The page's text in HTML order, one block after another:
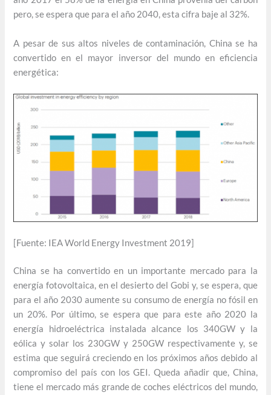
pero, se espera que para el año 2040, esta cifra baje al 32%.
A pesar de sus altos niveles de contaminación, China se ha
convertido en el mayor inversor del mundo en eficiencia
energética:
[Fuente: IEA World Energy Investment 2019]
China se ha convertido en un importante mercado para la
energía fotovoltaica, en el desierto del Gobi y, se espera, que
para el año 2030 aumente su consumo de energía no fósil en
un 20%. Por último, se espera que para este año 2020 la
energía hidroeléctrica instalada alcance los 340GW y la
eólica y solar los 230GW y 250GW respectivamente y, se
estima que seguirá creciendo en los próximos años debido al
compromiso del país con los GEI. Queda añadir que, China,
tiene el mercado más grande de coches eléctricos del mundo,